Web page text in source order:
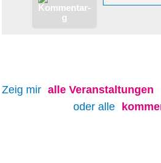
Zeig mir alle Veranstaltungen
oder alle